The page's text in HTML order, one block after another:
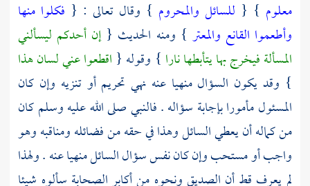
معلوم } { للسائل والمحروم } وقال تعالى : { فكلوا منها
وأطعموا القانع والمعتر } ومنه الحديث {إن أحدكم ليسألني
المسألة فيخرج بها يتأبطها نارا } وقوله { اقطعوا عني لسان هذا
} وقد يكون السؤال منهيا عنه نهي تحريم أو تنزيه وإن كان
المسئول مأمورا بإجابة سؤاله . فالنبي صلى الله عليه وسلم كان
من كماله أن يعطي السائل وهذا في حقه من فضائله ومناقبه وهو
واجب أو مستحب وإن كان نفس سؤال السائل منهيا عنه . ولهذا
لم يعرف قط أن الصديقونحوه من أكابر الصحابة سألوه شيئا